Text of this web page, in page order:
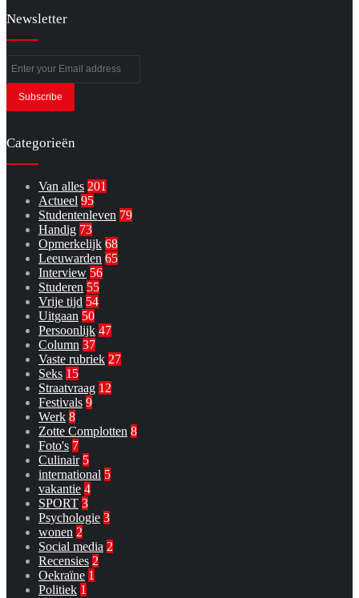
Newsletter
your
Email
address
Categorieën
Van alles 201
Actueel 95
Studentenleven 79
Handig 73
Opmerkelijk 68
Leeuwarden 65
Interview 56
Studeren 55
Vrije tijd 54
Uitgaan 50
Persoonlijk 47
Column 37
Vaste rubriek 27
Seks 15
Straatvraag 12
Festivals 9
Werk 8
Zotte Complotten 8
Foto's 7
Culinair 5
international 5
vakantie 4
SPORT 3
Psychologie 3
wonen 2
Social media 2
Recensies 2
Oekraïne 1
Politiek 1